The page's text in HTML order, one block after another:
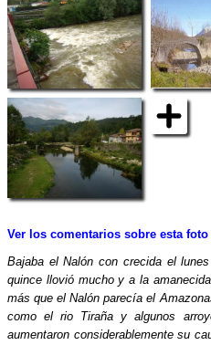
Ver los comentarios sobre esta foto
Bajaba el Nalón con crecida el
quince llovió mucho y a la
más que el Nalón parecía el
como el rio Tiraña y algunos
aumentaron considerablemente su